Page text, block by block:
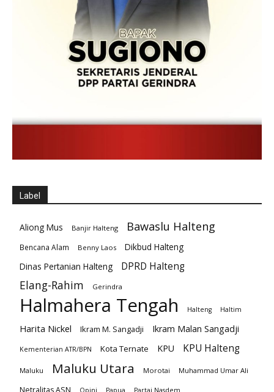
Label
Aliong Mus Banjir Halteng Bawaslu Halteng
Bencana Alam Benny Laos
Dikbud Halteng
Dinas Pertanian Halteng
DPRD Halteng
Elang-Rahim Gerindra
Halmahera Tengah Halteng Haltim
Harita Nickel Ikram M. Sangadji Ikram Malan Sangadji
Kementerian ATR/BPN Kota Ternate KPU KPU Halteng
Maluku Maluku Utara Morotai Muhammad Umar Ali
Netralitas ASN Opini Papua Partai Nasdem